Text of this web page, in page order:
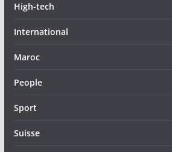
High-tech
International
Maroc
People
Sport
Suisse